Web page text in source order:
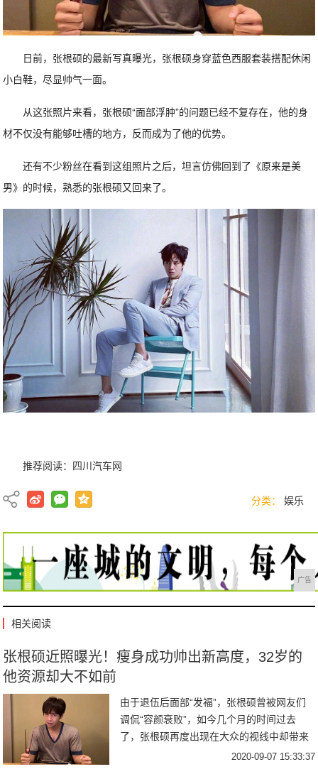
日前，张根硕的最新写真曝光，张根硕身穿蓝色西服套装搭配休闲
小白鞋，尽显帅气一面。
从这张照片来看，张根硕“面部浮肿”的问题已经不复存在，他的身
材不仅没有能够吐槽的地方，反而成为了他的优势。
还有不少粉丝在看到这组照片之后，坦言仿佛回到了《原来是美
男》的时候，熟悉的张根硕又回来了。
推荐阅读： 四川汽车网
分类： 娱乐
广告
相关阅读
张根硕近照曝光！瘦身成功帅出新高度，32岁的
他资源却大不如前
由于退伍后面部“发福”，张根硕曾被网友们
调侃“容颜衰败”，如今几个月的时间过去
了，张根硕再度出现在大众的视线中却带来
了眼前一亮的感觉。近日，张根硕为某杂志
2020-09-07 15:33:37